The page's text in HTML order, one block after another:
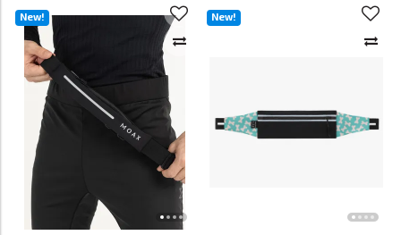
New! New!